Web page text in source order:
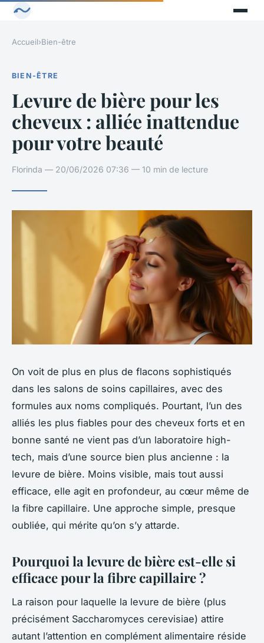
Accueil›Bien-être
BIEN-ÊTRE
Levure de bière pour les
cheveux : alliée inattendue
pour votre beauté
Florinda — 20/06/2026 07:36 — 10 min de lecture
On voit de plus en plus de flacons sophistiqués
dans les salons de soins capillaires, avec des
formules aux noms compliqués. Pourtant, l’un des
alliés les plus fiables pour des cheveux forts et en
bonne santé ne vient pas d’un laboratoire high-
tech, mais d’une source bien plus ancienne : la
levure de bière. Moins visible, mais tout aussi
efficace, elle agit en profondeur, au cœur même de
la fibre capillaire. Une approche simple, presque
oubliée, qui mérite qu’on s’y attarde.
Pourquoi la levure de bière est-elle si
efficace pour la fibre capillaire ?
La raison pour laquelle la levure de bière (plus
précisément Saccharomyces cerevisiae) attire
autant l’attention en complément alimentaire réside